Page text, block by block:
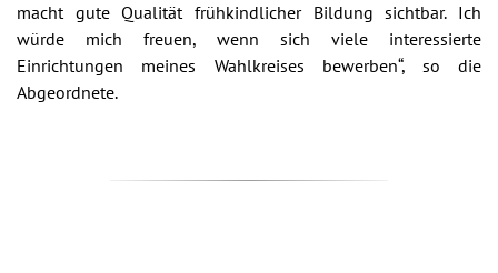
macht gute Qualität frühkindlicher Bildung sichtbar. Ich
würde mich freuen, wenn sich viele interessierte
Einrichtungen meines Wahlkreises bewerben“, so die
Abgeordnete.